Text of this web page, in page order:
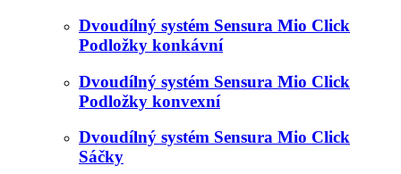
Dvoudílný systém Sensura Mio Click
Podložky konkávní
Dvoudílný systém Sensura Mio Click
Podložky konvexní
Dvoudílný systém Sensura Mio Click
Sáčky